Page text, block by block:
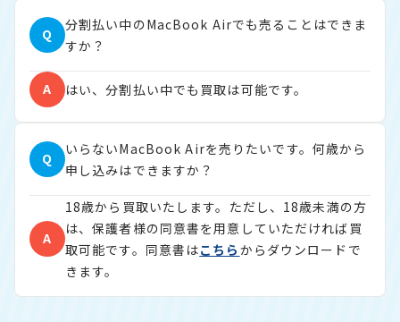
Q
分割払い中のMacBook Airでも売ることはできま
すか？
A はい、分割払い中でも買取は可能です。
Q
いらないMacBook Airを売りたいです。何歳から
申し込みはできますか？
A
18歳から買取いたします。ただし、18歳未満の方
は、保護者様の同意書を用意していただければ買
取可能です。同意書はこちら からダウンロードで
きます。